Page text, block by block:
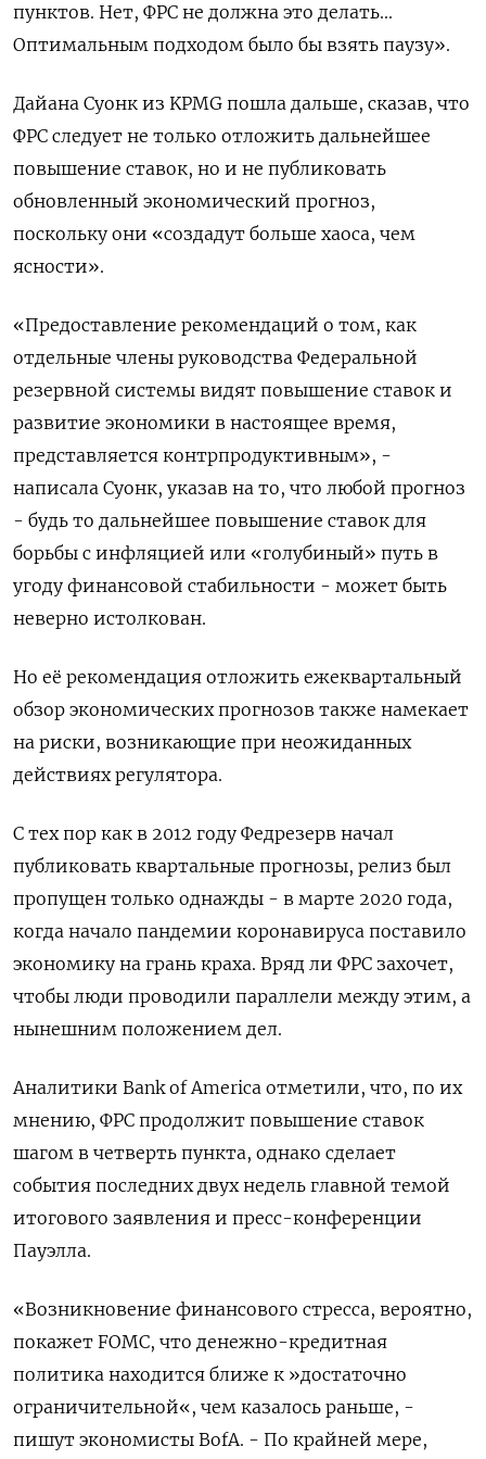
пунктов. Нет, ФРС не должна это делать...
Оптимальным подходом было бы взять паузу».
Дайана Суонк из KPMG пошла дальше, сказав, что
ФРС следует не только отложить дальнейшее
повышение ставок, но и не публиковать
обновленный экономический прогноз,
поскольку они «создадут больше хаоса, чем
ясности».
«Предоставление рекомендаций о том, как
отдельные члены руководства Федеральной
резервной системы видят повышение ставок и
развитие экономики в настоящее время,
представляется контрпродуктивным», -
написала Суонк, указав на то, что любой прогноз
- будь то дальнейшее повышение ставок для
борьбы с инфляцией или «голубиный» путь в
угоду финансовой стабильности - может быть
неверно истолкован.
Но её рекомендация отложить ежеквартальный
обзор экономических прогнозов также намекает
на риски, возникающие при неожиданных
действиях регулятора.
С тех пор как в 2012 году Федрезерв начал
публиковать квартальные прогнозы, релиз был
пропущен только однажды - в марте 2020 года,
когда начало пандемии коронавируса поставило
экономику на грань краха. Вряд ли ФРС захочет,
чтобы люди проводили параллели между этим, а
нынешним положением дел.
Аналитики Bank of America отметили, что, по их
мнению, ФРС продолжит повышение ставок
шагом в четверть пункта, однако сделает
события последних двух недель главной темой
итогового заявления и пресс-конференции
Пауэлла.
«Возникновение финансового стресса, вероятно,
покажет FOMC, что денежно-кредитная
политика находится ближе к »достаточно
ограничительной«, чем казалось раньше, -
пишут экономисты BofA. - По крайней мере,